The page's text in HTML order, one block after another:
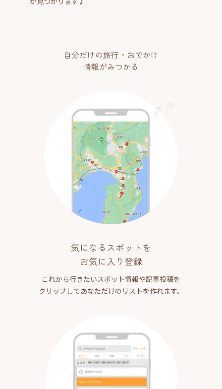
自分だけの旅行・おでかけ
情報がみつかる
気になるスポットを
お気に入り登録
これから行きたいスポット情報や記事投稿を
クリップしてあなただけのリストを作れます。